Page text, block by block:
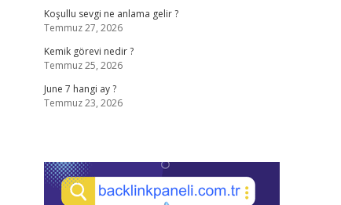
Koşullu sevgi ne anlama gelir ?
Temmuz 27, 2026
Kemik görevi nedir ?
Temmuz 25, 2026
June 7 hangi ay ?
Temmuz 23, 2026